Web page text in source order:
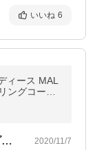
いいね 6
ィース MAL
ングコート
ウター
悩んで悩んでこちら購入しました。ダウン… 2020/11/7